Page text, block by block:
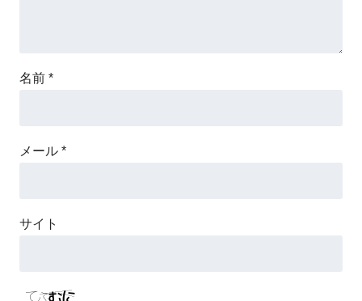
名前 *
メール *
サイト